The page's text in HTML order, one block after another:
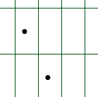
●
●